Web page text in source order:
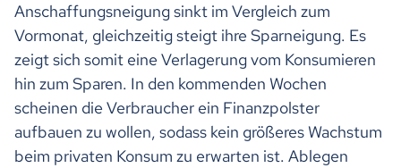
Anschaffungsneigung sinkt im Vergleich zum
Vormonat, gleichzeitig steigt ihre Sparneigung. Es
zeigt sich somit eine Verlagerung vom Konsumieren
hin zum Sparen. In den kommenden Wochen
scheinen die Verbraucher ein Finanzpolster
aufbauen zu wollen, sodass kein größeres Wachstum
beim privaten Konsum zu erwarten ist. Ablegen